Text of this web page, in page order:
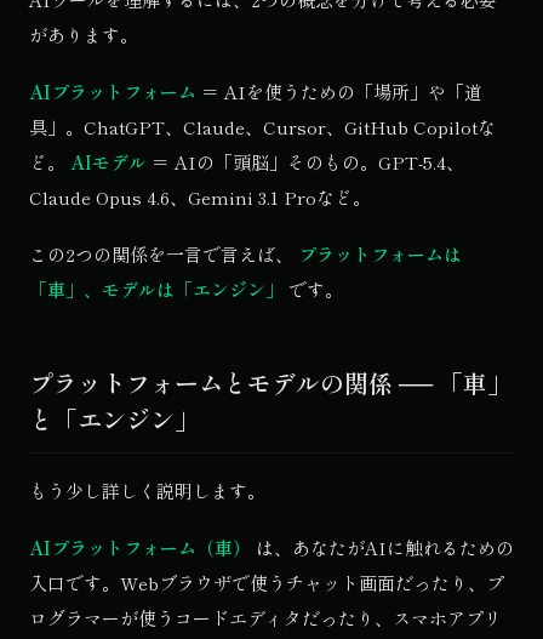
があります。
AIプラットフォーム ＝ AIを使うための「場所」や「道
具」。ChatGPT、Claude、Cursor、GitHub Copilotな
ど。 AIモデル ＝ AIの「頭脳」そのもの。GPT-5.4、
Claude Opus 4.6、Gemini 3.1 Proなど。
この2つの関係を一言で言えば、
プラットフォームは
「車」、モデルは「エンジン」
です。
プラットフォームとモデルの関係 ── 「車」
と「エンジン」
もう少し詳しく説明します。
AIプラットフォーム（車）
は、あなたがAIに触れるための
入口です。Webブラウザで使うチャット画面だったり、プ
ログラマーが使うコードエディタだったり、スマホアプリ